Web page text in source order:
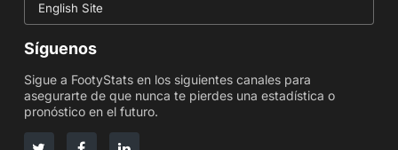
English Site
Síguenos
Sigue a FootyStats en los siguientes canales para
asegurarte de que nunca te pierdes una estadística o
pronóstico en el futuro.